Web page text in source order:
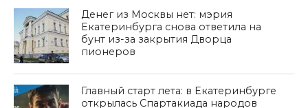
Денег из Москвы нет: мэрия
Екатеринбурга снова ответила на
бунт из-за закрытия Дворца
пионеров
Главный старт лета: в Екатеринбурге
открылась Спартакиада народов